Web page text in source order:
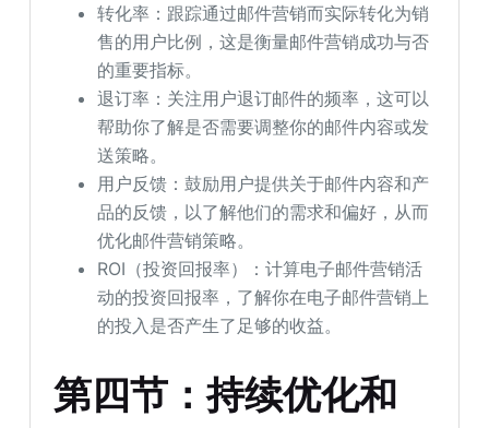
转化率：跟踪通过邮件营销而实际转化为销
售的用户比例，这是衡量邮件营销成功与否
的重要指标。
退订率：关注用户退订邮件的频率，这可以
帮助你了解是否需要调整你的邮件内容或发
送策略。
用户反馈：鼓励用户提供关于邮件内容和产
品的反馈，以了解他们的需求和偏好，从而
优化邮件营销策略。
ROI（投资回报率）：计算电子邮件营销活
动的投资回报率，了解你在电子邮件营销上
的投入是否产生了足够的收益。
第四节：持续优化和